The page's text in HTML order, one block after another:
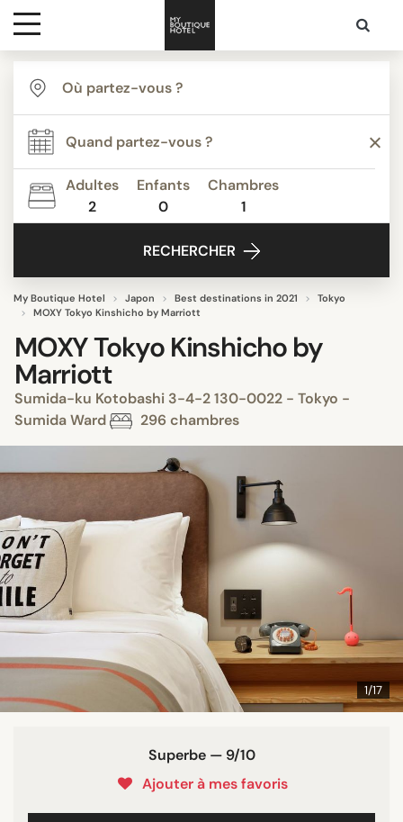
Destinations
Inspiration
Media
Adultes
2
Enfants
0
Chambres
1
RECHERCHER
My Boutique Hotel Japon Best destinations in 2021
Tokyo
MOXY Tokyo Kinshicho by Marriott
MOXY Tokyo Kinshicho by
Marriott
Sumida-ku Kotobashi 3-4-2 130-0022 - Tokyo -
Sumida Ward
296 chambres
1/17
Superbe — 9/10
Ajouter à mes favoris